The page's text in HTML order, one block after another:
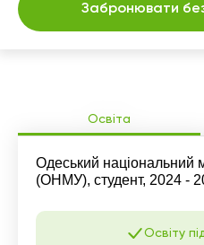
Освіта
Одеський національний
(ОНМУ), студент, 2024 -
Освіту
Забронювати